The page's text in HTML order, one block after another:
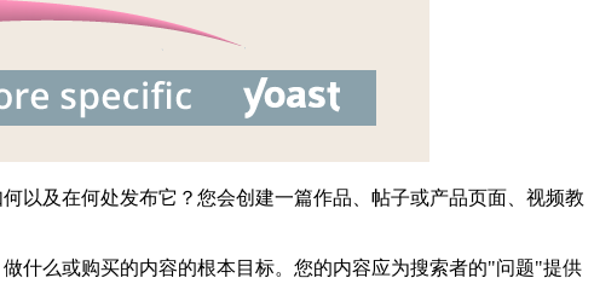
以及在何处发布它？您会创建一篇作品、帖子或产品页面、视频教
什么或购买的内容的根本目标。您的内容应为搜索者的"问题"提供